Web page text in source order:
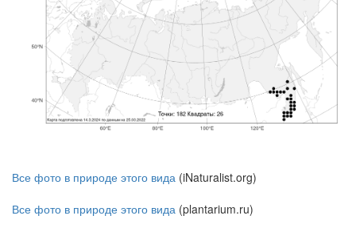
Все фото в природе этого вида (iNaturalist.org)
Все фото в природе этого вида (plantarium.ru)